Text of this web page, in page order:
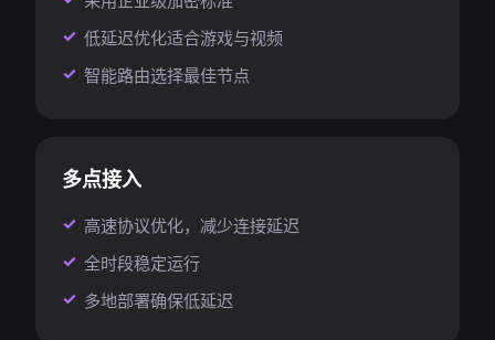
低延迟优化适合游戏与视频
智能路由选择最佳节点
多点接入
高速协议优化，减少连接延迟
全时段稳定运行
多地部署确保低延迟